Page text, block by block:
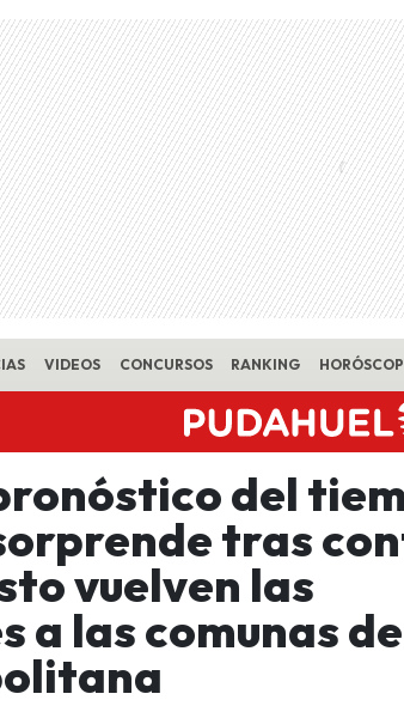
VIDEOS CONCURSOS RANKING
del
tras
vuelven las
a las comunas